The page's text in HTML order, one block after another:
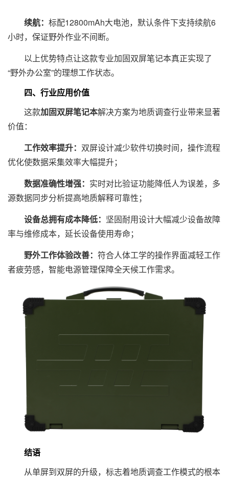
续航： 标配12800mAh大电池，默认条件下支持续航6
小时，保证野外作业不间断。
以上优势特点让这款专业加固双屏笔记本真正实现了
“野外办公室”的理想工作状态。
四、行业应用价值
这款加固双屏笔记本解决方案为地质调查行业带来显著
价值：
工作效率提升： 双屏设计减少软件切换时间，操作流程
优化使数据采集效率大幅提升；
数据准确性增强： 实时对比验证功能降低人为误差，多
源数据同步分析提高地质解释可靠性；
设备总拥有成本降低： 坚固耐用设计大幅减少设备故障
率与维修成本，延长设备使用寿命；
野外工作体验改善： 符合人体工学的操作界面减轻工作
者疲劳感，智能电源管理保障全天候工作需求。
结语
从单屏到双屏的升级，标志着地质调查工作模式的根本